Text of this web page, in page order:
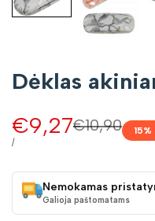
Dėklas
Įprasta
€10,90
Pardavimo
kaina
€9,27
VIENETO
/
15%
Nemokamas
Galioja paštomatams